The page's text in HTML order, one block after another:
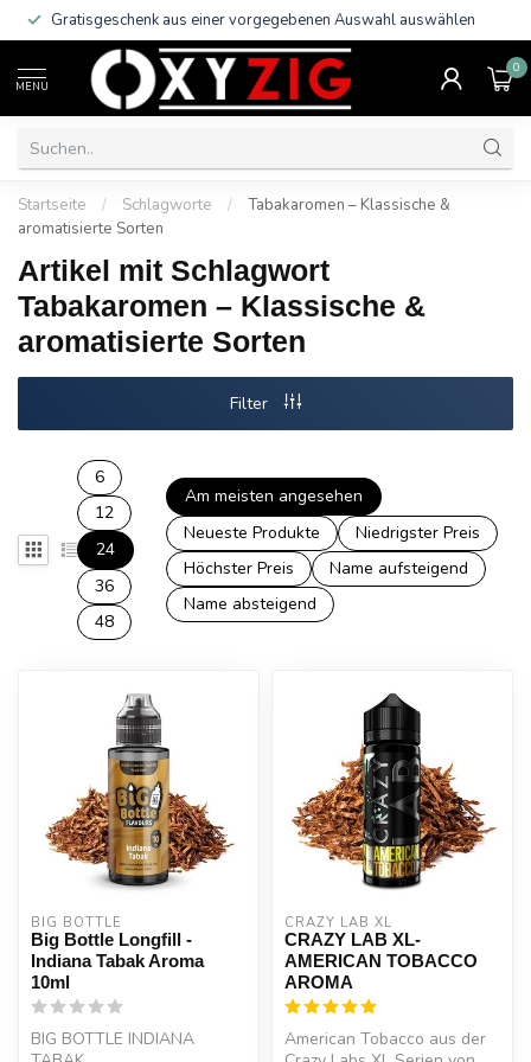
Gratisgeschenk aus einer vorgegebenen Auswahl auswählen
MENU
0
Startseite / Schlagworte /
Tabakaromen – Klassische &
aromatisierte Sorten
Artikel mit Schlagwort
Tabakaromen – Klassische &
aromatisierte Sorten
Filter
6
12
24
36
48
Am meisten angesehen
Neueste Produkte
Niedrigster Preis
Höchster Preis
Name aufsteigend
Name absteigend
BIG BOTTLE
Big Bottle Longfill -
Indiana Tabak Aroma
10ml
BIG BOTTLE INDIANA
CRAZY LAB XL
CRAZY LAB XL-
AMERICAN TOBACCO
AROMA
American Tobacco aus der